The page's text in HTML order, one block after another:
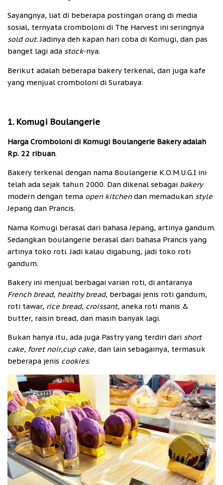
Sayangnya, liat di beberapa postingan orang di media
sosial, ternyata cromboloni di The Harvest ini seringnya
sold out. Jadinya deh kapan hari coba di Komugi, dan pas
banget lagi ada stock-nya.
Berikut adalah beberapa bakery terkenal, dan juga kafe
yang menjual cromboloni di Surabaya:
1. Komugi Boulangerie
Harga Cromboloni di Komugi Boulangerie Bakery adalah
Rp. 22 ribuan.
Bakery terkenal dengan nama Boulangerie K.O.M.U.G.I ini
telah ada sejak tahun 2000. Dan dikenal sebagai bakery
modern dengan tema open kitchendan memadukan style
Jepang dan Prancis.
Nama Komugi berasal dari bahasa Jepang, artinya gandum.
Sedangkan boulangerie berasal dari bahasa Prancis yang
artinya toko roti. Jadi kalau digabung, jadi toko roti
gandum.
Bakery ini menjual berbagai varian roti, di antaranya
French bread, healthy bread, berbagai jenis roti gandum,
roti tawar, rice bread, croissant, aneka roti manis &
butter, raisin bread, dan masih banyak lagi.
Bukan hanya itu, ada juga Pastry yang terdiri dari short
cake, foret noir,cup cake, dan lain sebagainya, termasuk
beberapa jenis cookies.